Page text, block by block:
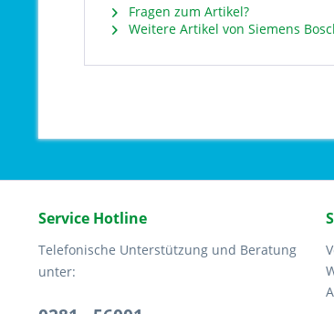
Fragen zum Artikel?
Weitere Artikel von Siemens
Service Hotline
Telefonische Unterstützung und Beratung
unter: